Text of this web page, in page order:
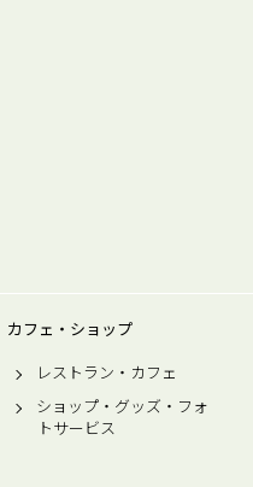
カフェ・ショップ
レストラン・カフェ
ショップ・グッズ・フォ
トサービス